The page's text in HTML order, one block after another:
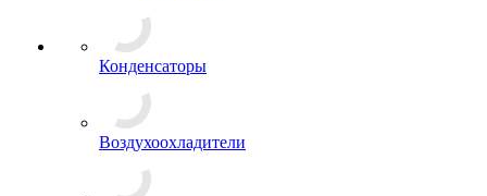
Конденсаторы
Воздухоохладители